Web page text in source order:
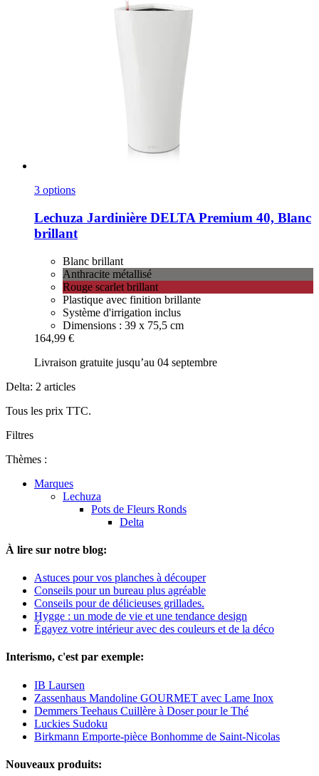
3 options
Lechuza Jardinière DELTA Premium 40, Blanc
brillant
Blanc brillant
Anthracite métallisé
Rouge scarlet brillant
Plastique avec finition brillante
Système d'irrigation inclus
Dimensions : 39 x 75,5 cm
164,99 €
Livraison gratuite jusqu’au 04 septembre
Delta: 2 articles
Tous les prix TTC.
Filtres
Thèmes :
Marques
Lechuza
Pots de Fleurs Ronds
Delta
À lire sur notre blog:
Astuces pour vos planches à découper
Conseils pour un bureau plus agréable
Conseils pour de délicieuses grillades.
Hygge : un mode de vie et une tendance design
Égayez votre intérieur avec des couleurs et de la déco
Interismo, c'est par exemple:
IB Laursen
Zassenhaus Mandoline GOURMET avec Lame Inox
Demmers Teehaus Cuillère à Doser pour le Thé
Luckies Sudoku
Birkmann Emporte-pièce Bonhomme de Saint-Nicolas
Nouveaux produits: